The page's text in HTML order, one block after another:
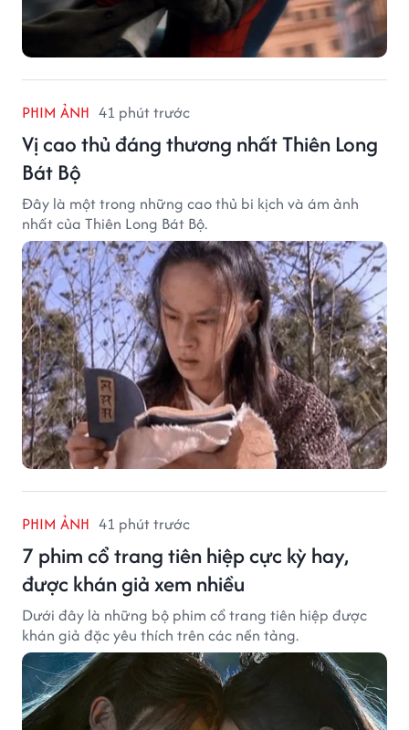
PHIM ẢNH 41 phút trước
Vị cao thủ đáng thương nhất Thiên Long
Bát Bộ
Đây là một trong những cao thủ bi kịch và ám ảnh
nhất của Thiên Long Bát Bộ.
PHIM ẢNH 41 phút trước
7 phim cổ trang tiên hiệp cực kỳ hay,
được khán giả xem nhiều
Dưới đây là những bộ phim cổ trang tiên hiệp được
khán giả đặc yêu thích trên các nền tảng.